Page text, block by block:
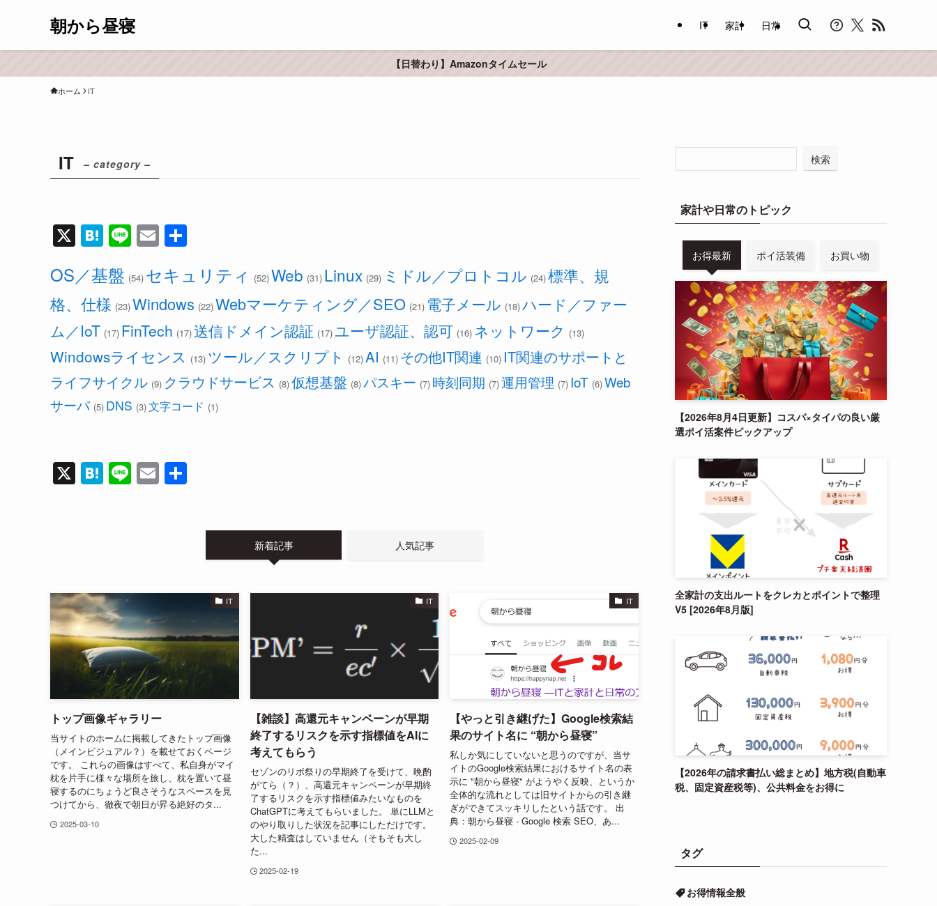
朝から昼寝 IT 家計 日常
【日替わり】Amazonタイムセール
ホーム IT
IT – category –
X H
at
e
n
a
Li
n
e
E
m
ail
OS／基盤 (54) セキュリティ (52)Web (31) Linux (29) ミドル／プロトコル (24)標準、規
格、仕様 (23)Windows (22)Webマーケティング／SEO (21) 電子メール (18)ハード／ファー
ム／IoT (17) FinTech (17)送信ドメイン認証 (17)ユーザ認証、認可 (16) ネットワーク (13)
Windowsライセンス (13) ツール／スクリプト (12)AI (11) その他IT関連 (10) IT関連のサポートと
ライフサイクル (9) クラウドサービス (8)仮想基盤 (8)パスキー (7) 時刻同期 (7)運用管理 (7) IoT (6)Web
サーバ (5) DNS (3)文字コード (1)
X H
at
Li
n
E
m
新着記事 人気記事
IT
トップ画像ギャラリー
当サイトのホームに掲載してきたトップ画像
（メインビジュアル？）を載せておくページ
です。 これらの画像はすべて、私自身がマイ
枕を片手に様々な場所を旅し、枕を置いて昼
寝するのにちょうど良さそうなスペースを見
つけてから、徹夜で朝日が昇る絶好のタ...
2025-03-10
IT
【雑談】高還元キャンペーンが早期
終了するリスクを示す指標値をAIに
考えてもらう
セゾンのリボ祭りの早期終了を受けて、晩酌
がてら（？）、高還元キャンペーンが早期終
了するリスクを示す指標値みたいなものを
ChatGPTに考えてもらいました。 単にLLMと
のやり取りした状況を記事にしただけです。
大した精査はしていません（そもそも大し
た...
2025-02-19
IT
【やっと引き継げた】Google検索結
果のサイト名に “朝から昼寝”
私しか気にしていないと思うのですが、当サ
イトのGoogle検索結果におけるサイト名の表
示に "朝から昼寝" がようやく反映、というか
全体的な流れとしては旧サイトからの引き継
ぎができてスッキリしたという話です。 出
典：朝から昼寝 - Google 検索 SEO、あ...
2025-02-09
検索
家計や日常のトピック
お得最新 ポイ活装備 お買い物
【2026年8月4日更新】コスパ×タイパの良い厳
選ポイ活案件ピックアップ
全家計の支出ルートをクレカとポイントで整理
V5 [2026年8月版]
【2026年の請求書払い総まとめ】地方税(自動車
税、固定資産税等)、公共料金をお得に
タグ
お得情報全般